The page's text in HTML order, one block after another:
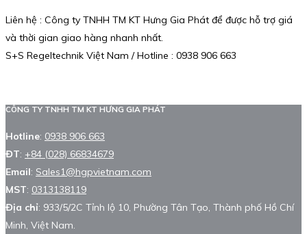
Liên hệ : Công ty TNHH TM KT Hưng Gia Phát để được hỗ trợ giá
và thời gian giao hàng nhanh nhất.
S+S Regeltechnik Việt Nam / Hotline : 0938 906 663
CÔNG TY TNHH TM KT HƯNG GIA PHÁT
Hotline: 0938 906 663
ĐT: +84 (028) 66834679
Email: Sales1@hgpvietnam.com
MST: 0313138119
Địa chỉ: 933/5/2C Tỉnh lộ 10, Phường Tân Tạo, Thành phố Hồ Chí
Minh, Việt Nam.